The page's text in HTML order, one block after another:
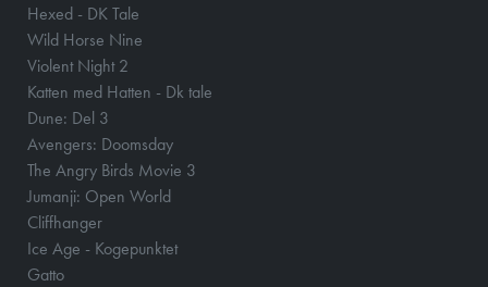
Hexed - DK Tale
Wild Horse Nine
Violent Night 2
Katten med Hatten - Dk tale
Dune: Del 3
Avengers: Doomsday
The Angry Birds Movie 3
Jumanji: Open World
Cliffhanger
Ice Age - Kogepunktet
Gatto